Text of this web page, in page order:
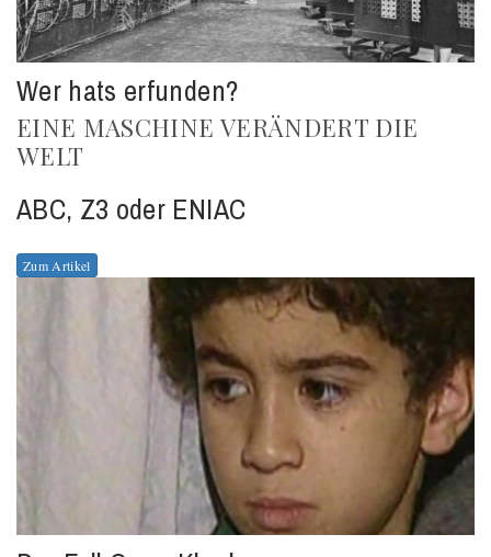
Wer hats erfunden?
EINE MASCHINE VERÄNDERT DIE
WELT
ABC, Z3 oder ENIAC
Zum Artikel